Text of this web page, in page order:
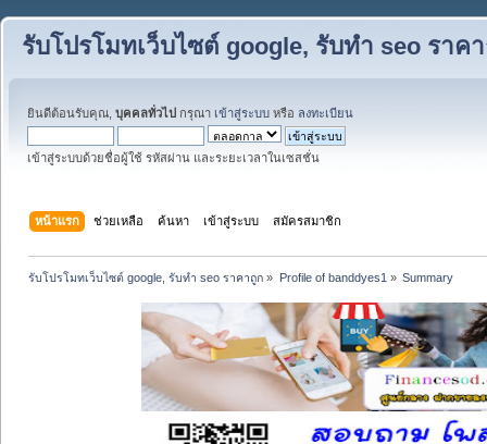
รับโปรโมทเว็บไซต์ google, รับทำ seo ราค
ยินดีต้อนรับคุณ, บุคคลทั่วไป กรุณา เข้าสู่ระบบ หรือ ลงทะเบียน
เข้าสู่ระบบด้วยชื่อผู้ใช้ รหัสผ่าน และระยะเวลาในเซสชั่น
หน้าแรก ช่วยเหลือ ค้นหา เข้าสู่ระบบ สมัครสมาชิก
รับโปรโมทเว็บไซต์ google, รับทำ seo ราคาถูก » Profile of banddyes1 » Summary